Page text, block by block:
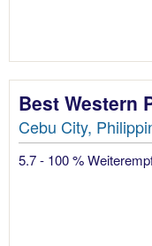
Best Western
Cebu City,
5.7 - 100 %